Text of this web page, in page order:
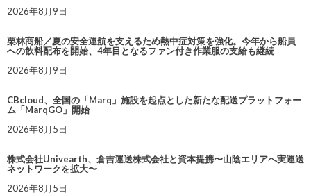
2026年8月9日
栗林商船／夏の安全運航を支えるため熱中症対策を強化。今年から船員
への飲料配布を開始、4年目となるファン付き作業服の支給も継続
2026年8月9日
CBcloud、全国の「Marq」施設を起点とした新たな配送プラットフォー
ム「MarqGO」開始
2026年8月5日
株式会社Univearth、倉吉運送株式会社と資本提携〜山陰エリアへ実運送
ネットワークを拡大〜
2026年8月5日